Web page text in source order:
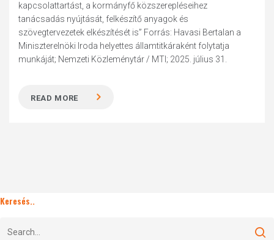
kapcsolattartást, a kormányfő közszerepléseihez
tanácsadás nyújtását, felkészítő anyagok és
szövegtervezetek elkészítését is” Forrás: Havasi Bertalan a
Miniszterelnöki Iroda helyettes államtitkáraként folytatja
munkáját; Nemzeti Közleménytár / MTI; 2025. július 31.
READ MORE
Keresés..